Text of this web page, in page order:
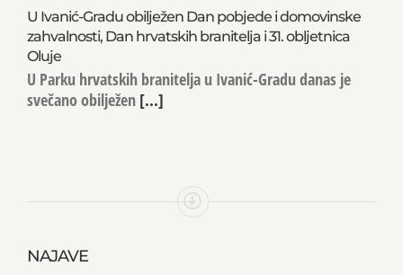
U Ivanić-Gradu obilježen Dan pobjede i domovinske
zahvalnosti, Dan hrvatskih branitelja i 31. obljetnica
Oluje
U Parku hrvatskih branitelja u Ivanić-Gradu danas je
svečano obilježen [...]
NAJAVE